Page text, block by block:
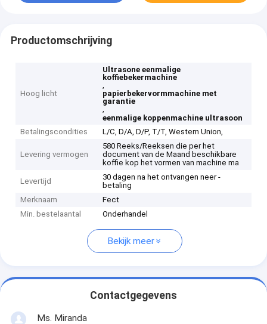
Productomschrijving
Hoog licht
Ultrasone eenmalige
koffiebekermachine
,
papierbekervormmachine met
garantie
,
eenmalige koppenmachine ultrasoon
Betalingscondities
L/C, D/A, D/P, T/T, Western Union,
Levering vermogen
580 Reeks/Reeksen die per het
document van de Maand beschikbare
koffie kop het vormen van machine ma
Levertijd
30 dagen na het ontvangen neer -
betaling
Merknaam
Fect
Min. bestelaantal
Onderhandel
Bekijk meer
Contactgegevens
Ms. Miranda